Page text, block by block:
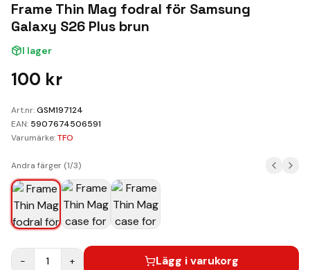
Kundvagn
Boka Reparation
Frame Thin Mag fodral för Samsung
Galaxy S26 Plus brun
I lager
100 kr
Art.nr:GSM197124
EAN: 5907674506591
Varumärke:TFO
Andra färger (1/3)
− 1 + Lägg i varukorg